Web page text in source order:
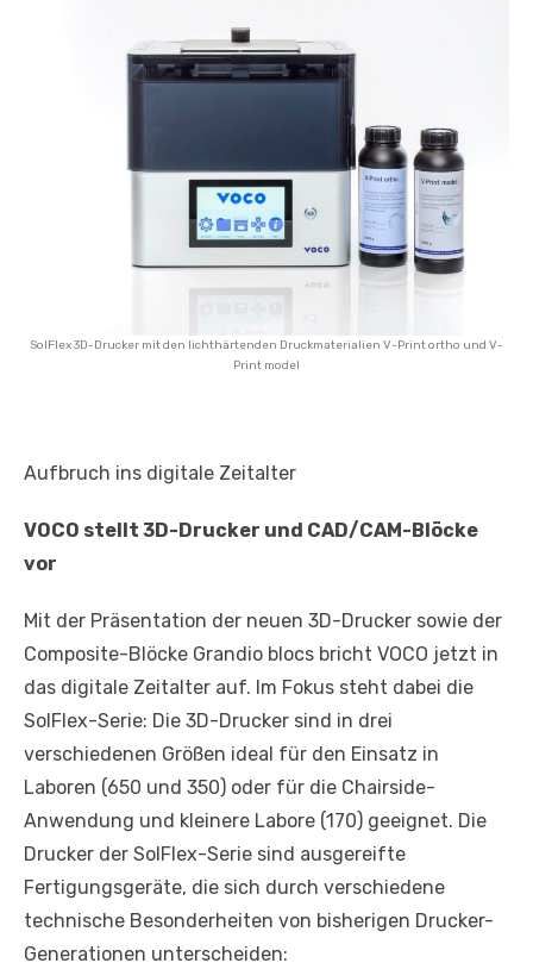
SolFlex 3D-Drucker mit den lichthärtenden Druckmaterialien V-Print ortho und V-
Print model
Aufbruch ins digitale Zeitalter
VOCO stellt 3D-Drucker und CAD/CAM-Blöcke
vor
Mit der Präsentation der neuen 3D-Drucker sowie der
Composite-Blöcke Grandio blocs bricht VOCO jetzt in
das digitale Zeitalter auf. Im Fokus steht dabei die
SolFlex-Serie: Die 3D-Drucker sind in drei
verschiedenen Größen ideal für den Einsatz in
Laboren (650 und 350) oder für die Chairside-
Anwendung und kleinere Labore (170) geeignet. Die
Drucker der SolFlex-Serie sind ausgereifte
Fertigungsgeräte, die sich durch verschiedene
technische Besonderheiten von bisherigen Drucker-
Generationen unterscheiden: